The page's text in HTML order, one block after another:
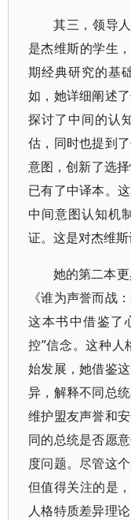
其三，领导
是杰维斯的学生
期经典研究的基
如，她详细阐述
探讨了中间的认
估，同时也提到
意图，创新了选
已有了中译本。
中间意图认知机
证。这是对杰维斯
她的第二本
《谁为声誉而战
这本书中借鉴了
控”信念。这种
始发展，她借鉴
异，解释不同总
维护盟友声誉和
同的总统是否愿
度问题。尽管这
但值得关注的是
人格特质差异理